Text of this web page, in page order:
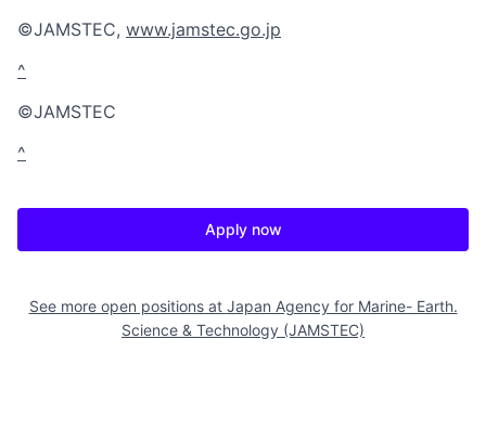
©JAMSTEC, www.jamstec.go.jp
^
©JAMSTEC
^
Apply now
See more open positions at Japan Agency for Marine- Earth.
Science & Technology (JAMSTEC)